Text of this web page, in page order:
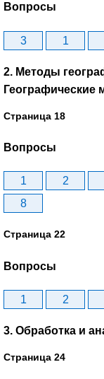
Вопросы
3 1
2. Методы
Географические
Страница 18
Вопросы
1 2
8
Страница 22
Вопросы
1 2
3. Обработка и
Страница 24